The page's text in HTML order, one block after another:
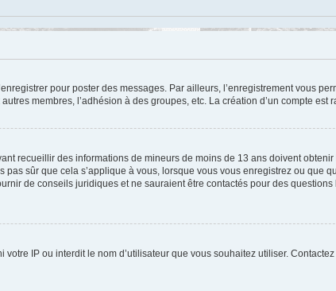
pour poster des messages. Par ailleurs, l’enregistrement vous
membres, l’adhésion à des groupes, etc. La création d’un compte est
recueillir des informations de mineurs de moins de 13 ans doivent
sûr que cela s’applique à vous, lorsque vous vous enregistrez ou que
de conseils juridiques et ne sauraient être contactés pour des questions
IP ou interdit le nom d’utilisateur que vous souhaitez utiliser.